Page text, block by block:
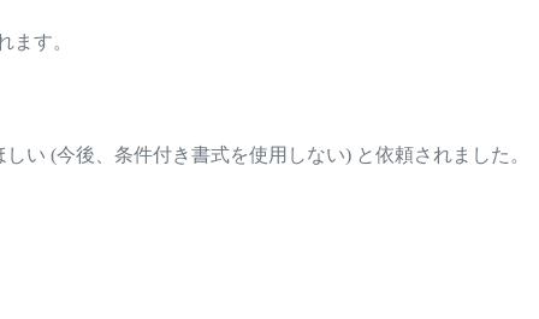
ます。
い (今後、条件付き書式を使用しない) と依頼されました。